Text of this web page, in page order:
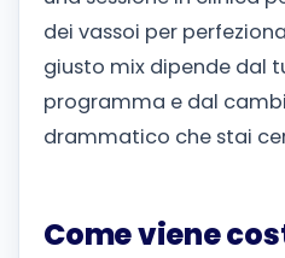
dei vassoi per
giusto mix dipende dal
programma e dal
drammatico che stai
Come viene